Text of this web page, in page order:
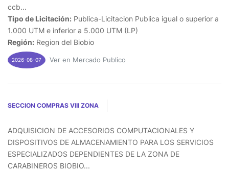
ccb...
Tipo de Licitación: Publica-Licitacion Publica igual o superior a
1.000 UTM e inferior a 5.000 UTM (LP)
Región: Region del Biobio
2026-08-07 Ver en Mercado Publico
SECCION COMPRAS VIII ZONA
ADQUISICION DE ACCESORIOS COMPUTACIONALES Y
DISPOSITIVOS DE ALMACENAMIENTO PARA LOS SERVICIOS
ESPECIALIZADOS DEPENDIENTES DE LA ZONA DE
CARABINEROS BIOBIO...